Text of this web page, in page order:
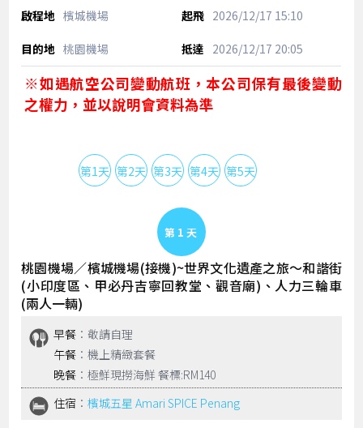
檳城機場 2026/12/17 15:10
桃園機場 2026/12/17 20:05
※如遇航空公司變動航班，本公司保有最後變動
之權力，並以說明會資料為準
第1天 第2天 第3天 第4天 第5天
Day 1
桃園機場／檳城機場(接機)~世界文化遺產之旅～和諧街
(小印度區、甲必丹吉寧回教堂、觀音廟)、人力三輪車
(兩人一輛)
早餐 ：敬請自理
午餐 ：機上精緻套餐
晚餐 ：極鮮現撈海鮮 餐標:RM140
住宿 ：檳城五星 Amari SPICE Penang